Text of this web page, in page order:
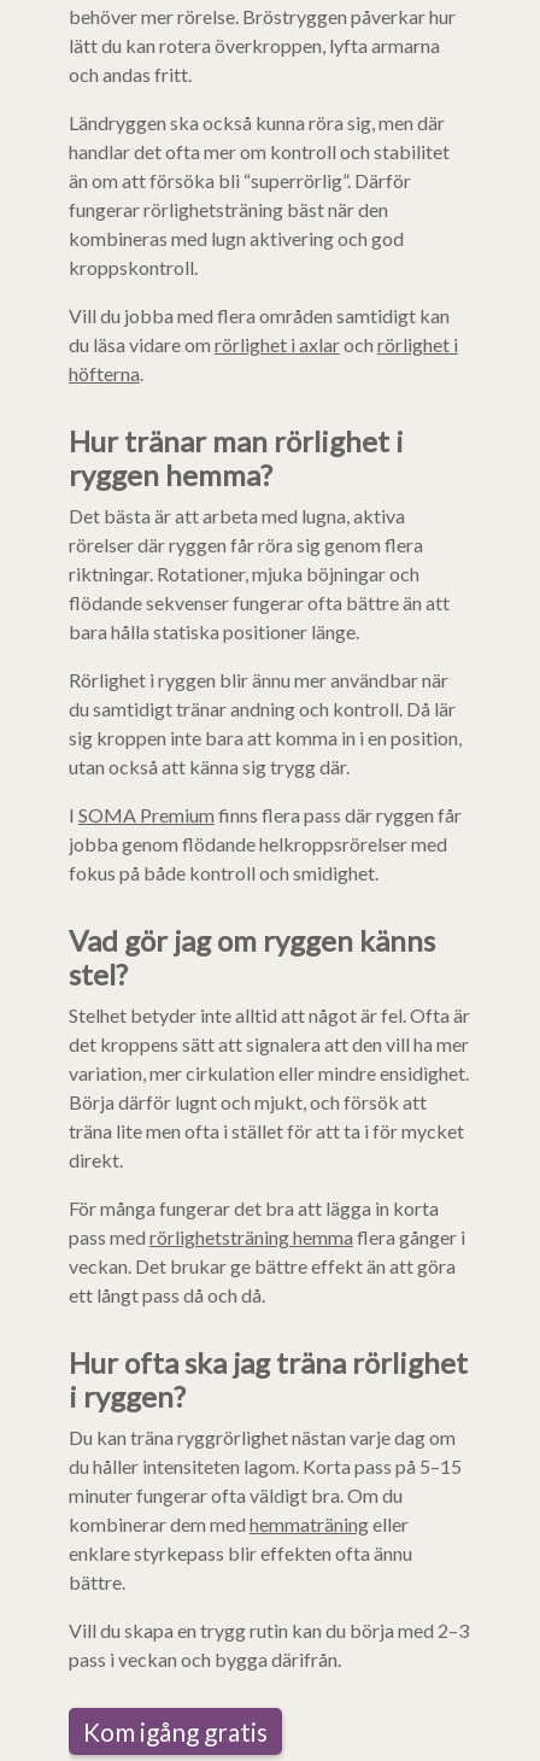
behöver mer rörelse. Bröstryggen påverkar hur
lätt du kan rotera överkroppen, lyfta armarna
och andas fritt.
Ländryggen ska också kunna röra sig, men där
handlar det ofta mer om kontroll och stabilitet
än om att försöka bli “superrörlig”. Därför
fungerar rörlighetsträning bäst när den
kombineras med lugn aktivering och god
kroppskontroll.
Vill du jobba med flera områden samtidigt kan
du läsa vidare om rörlighet i axlaroch rörlighet i
höfterna.
Hur tränar man rörlighet i
ryggen hemma?
Det bästa är att arbeta med lugna, aktiva
rörelser där ryggen får röra sig genom flera
riktningar. Rotationer, mjuka böjningar och
flödande sekvenser fungerar ofta bättre än att
bara hålla statiska positioner länge.
Rörlighet i ryggen blir ännu mer användbar när
du samtidigt tränar andning och kontroll. Då lär
sig kroppen inte bara att komma in i en position,
utan också att känna sig trygg där.
I SOMA Premium finns flera pass där ryggen får
jobba genom flödande helkroppsrörelser med
fokus på både kontroll och smidighet.
Vad gör jag om ryggen känns
stel?
Stelhet betyder inte alltid att något är fel. Ofta är
det kroppens sätt att signalera att den vill ha mer
variation, mer cirkulation eller mindre ensidighet.
Börja därför lugnt och mjukt, och försök att
träna lite men ofta i stället för att ta i för mycket
direkt.
För många fungerar det bra att lägga in korta
pass med rörlighetsträning hemma flera gånger i
veckan. Det brukar ge bättre effekt än att göra
ett långt pass då och då.
Hur ofta ska jag träna rörlighet
i ryggen?
Du kan träna ryggrörlighet nästan varje dag om
du håller intensiteten lagom. Korta pass på 5–15
minuter fungerar ofta väldigt bra. Om du
kombinerar dem med hemmaträningeller
enklare styrkepass blir effekten ofta ännu
bättre.
Vill du skapa en trygg rutin kan du börja med 2–3
pass i veckan och bygga därifrån.
Kom igång gratis